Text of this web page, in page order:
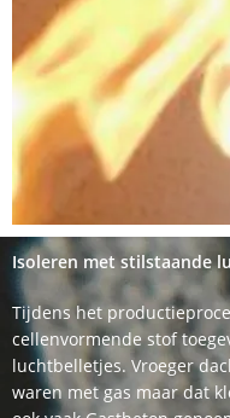
Isoleren met stilstaande
Tijdens het
cellenvormende stof
luchtbelletjes. Vroeger
waren met gas maar dat